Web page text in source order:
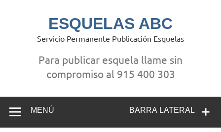
ESQUELAS ABC
Servicio Permanente Publicación Esquelas
Para publicar esquela llame sin
compromiso al 915 400 303
BARRA LATERAL
MENÚ